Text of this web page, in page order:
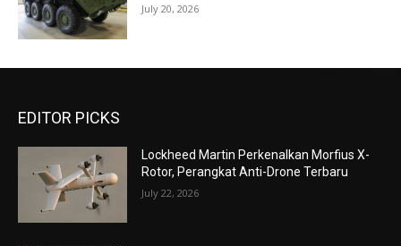
July 20, 2026
EDITOR PICKS
Lockheed Martin Perkenalkan Morfius X-
Rotor, Perangkat Anti-Drone Terbaru
July 22, 2026